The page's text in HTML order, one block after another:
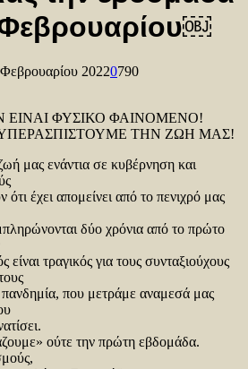
20220790
ΦΥΣΙΚΟ ΦΑΙΝΟΜΕΝΟ!
ΤΗΝ ΖΩΗ ΜΑΣ!
μας ενάντια σε κυβέρνηση και
έχει απομείνει από το πενιχρό μας
δύο χρόνια από το πρώτο
τραγικός για τους συνταξιούχους
πανδημία, που μετράμε αναμεσά μας
ούτε την πρώτη εβδομάδα.